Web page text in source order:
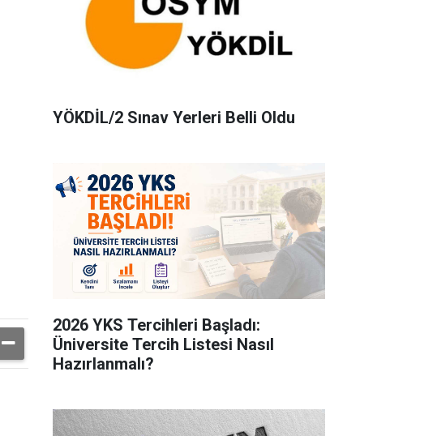
YÖKDİL/2 Sınav Yerleri Belli Oldu
2026 YKS Tercihleri Başladı:
Üniversite Tercih Listesi Nasıl
Hazırlanmalı?